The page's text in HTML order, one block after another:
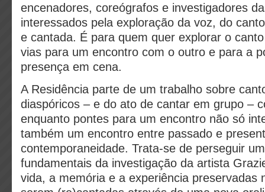
encenadores, coreógrafos e investigadores
interessados pela exploração da voz, do
e cantada. É para quem quer explorar o
vias para um encontro com o outro e para a
presença em cena.
A Residência parte de um trabalho sobre
diaspóricos – e do ato de cantar em grupo –
enquanto pontes para um encontro não só
também um encontro entre passado e
contemporaneidade. Trata-se de perseguir
fundamentais da investigação da artista
vida, a memória e a experiência preservadas